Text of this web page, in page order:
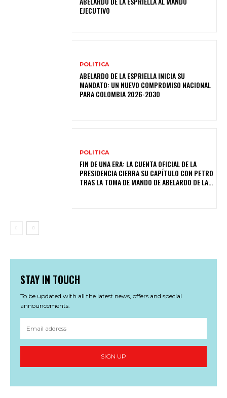
EJECUTIVO
POLITICA
ABELARDO DE LA ESPRIELLA INICIA SU
MANDATO: UN NUEVO COMPROMISO NACIONAL
PARA COLOMBIA 2026-2030
POLITICA
FIN DE UNA ERA: LA CUENTA OFICIAL DE LA
PRESIDENCIA CIERRA SU CAPÍTULO CON PETRO
TRAS LA TOMA DE MANDO DE ABELARDO DE LA...
STAY IN TOUCH
To be updated with all the latest news, offers and special
announcements.
SIGN UP